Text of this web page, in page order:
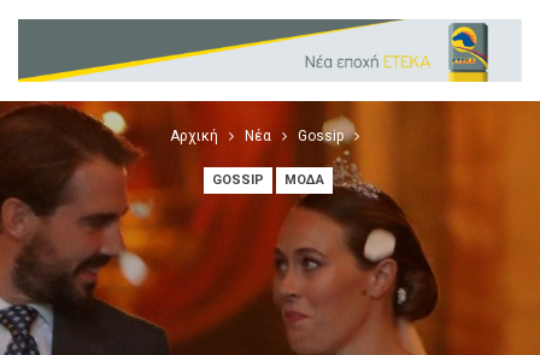
Αρχική Νέα Gossip
GOSSIP ΜΌΔΑ